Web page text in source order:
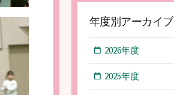
年度別アーカイブ
2026年度
2025年度